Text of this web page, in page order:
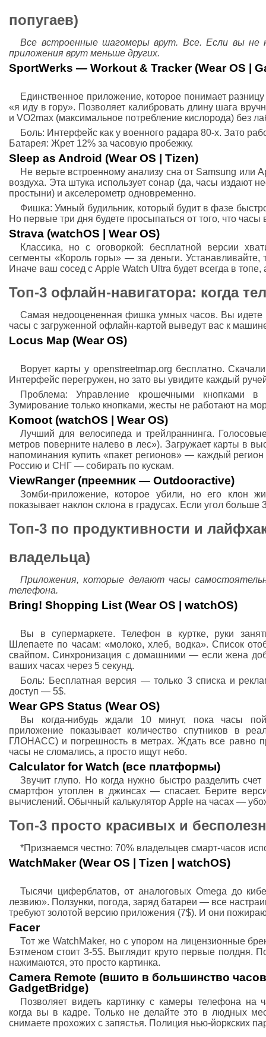
попугаев)
Все встроенные шагомеры врут. Все. Если вы не
приложения врут меньше других.
SportWerks — Workout & Tracker (Wear OS |
Единственное приложение, которое понимает
«я иду в гору». Позволяет калибровать длину шага
и VO2max (максимальное потребление кислорода) без
Боль: Интерфейс как у военного радара 80-х. Зато
Батарея: Жрет 12% за часовую пробежку.
Sleep as Android (Wear OS | Tizen)
Не верьте встроенному анализу сна от Samsung или
воздуха. Эта штука использует сонар (да, часы издают
простыни) и акселерометр одновременно.
Фишка: Умный будильник, который будит в фазе
Но первые три дня будете просыпаться от того, что
Strava (watchOS | Wear OS)
Классика, но с оговоркой: бесплатной версии
сегменты «Король горы» — за деньги. Устанавливайте,
Иначе ваш сосед с Apple Watch Ultra будет всегда в
Топ-3 офлайн-навигатора: когда
Самая недооцененная фишка умных часов. Вы идете
часы с загруженной офлайн-картой выведут вас к
Locus Map (Wear OS)
Ворует карты у openstreetmap.org бесплатно.
Интерфейс перегружен, но зато вы увидите каждый
Проблема: Управление крошечными кнопками
Зумирование только кнопками, жесты не работают на
Komoot (watchOS | Wear OS)
Лучший для велосипеда и трейлраннинга.
метров поверните налево в лес»). Загружает карты в
напоминания купить «пакет регионов» — каждый регион
Россию и СНГ — собирать по кускам.
ViewRanger (преемник — Outdooractive)
Зомби-приложение, которое убили, но его клон
показывает наклон склона в градусах. Если угол
Топ-3 по продуктивности и
владельца)
Приложения, которые делают часы
телефона.
Bring! Shopping List (Wear OS | watchOS)
Вы в супермаркете. Телефон в куртке, руки
Шлепаете по часам: «молоко, хлеб, водка». Список
свайпом. Синхронизация с домашними — если жена
ваших часах через 5 секунд.
Боль: Бесплатная версия — только 3 списка и
доступ — 5$.
Wear GPS Status (Wear OS)
Вы когда-нибудь ждали 10 минут, пока часы
приложение показывает количество спутников в
ГЛОНАСС) и погрешность в метрах. Ждать все равно
часы не сломались, а просто ищут небо.
Calculator for Watch (все платформы)
Звучит глупо. Но когда нужно быстро разделить
смартфон утоплен в джинсах — спасает. Берите
вычислений. Обычный калькулятор Apple на часах —
Топ-3 просто красивых и
*Признаемся честно: 70% владельцев смарт-часов
WatchMaker (Wear OS | Tizen | watchOS)
Тысячи циферблатов, от аналоговых Omega до
лезвию». Ползунки, погода, заряд батареи — все
требуют золотой версию приложения (7$). И они
Facer
Тот же WatchMaker, но с упором на лицензионные
Бэтменом стоит 3-5$. Выглядит круто первые полдня.
нажимаются, это просто картинка.
Camera Remote (вшито в большинство
GadgetBridge)
Позволяет видеть картинку с камеры телефона
когда вы в кадре. Только не делайте это в людных
снимаете прохожих с запястья. Полиция нью-йоркских